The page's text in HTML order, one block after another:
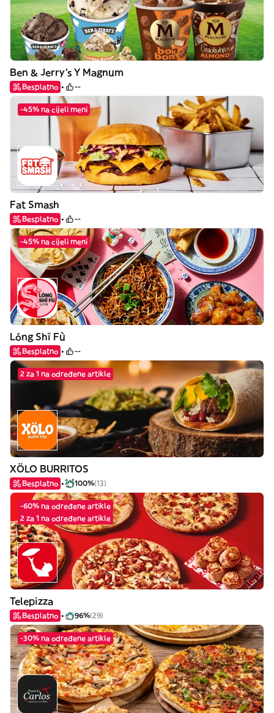
Ben & Jerry's Y Magnum
Besplatno --
-45% na cijeli meni
Fat Smash
Besplatno --
-45% na cijeli meni
Lóng Shï Fù
Besplatno --
2 za 1 na određene artikle
XÖLO BURRITOS
Besplatno 100%(13)
-60% na određene artikle
2 za 1 na određene artikle
Telepizza
Besplatno 96%(29)
-30% na određene artikle